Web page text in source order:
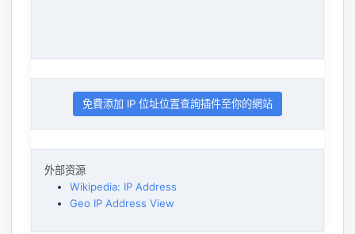
免費添加 IP 位址位置查詢插件至你的網站
外部资源
Wikipedia: IP Address
Geo IP Address View